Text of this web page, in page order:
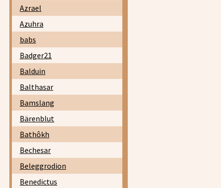
Azrael
Azuhra
babs
Badger21
Balduin
Balthasar
Bamslang
Bärenblut
Bathôkh
Bechesar
Beleggrodion
Benedictus